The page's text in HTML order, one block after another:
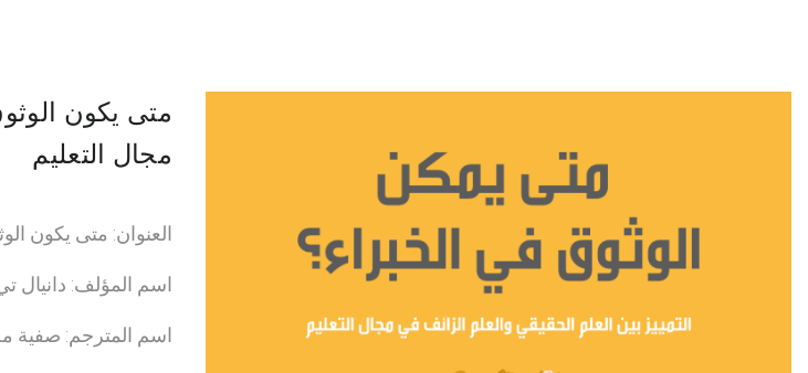
متى يكون
مجال التعليم
العنوان: متى يكون
اسم المؤلف: دانيال
اسم المترجم: صفية